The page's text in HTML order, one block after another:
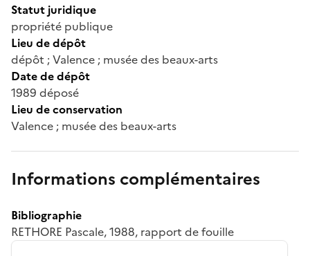
Statut juridique
propriété publique
Lieu de dépôt
dépôt ; Valence ; musée des beaux-arts
Date de dépôt
1989 déposé
Lieu de conservation
Valence ; musée des beaux-arts
Informations complémentaires
Bibliographie
RETHORE Pascale, 1988, rapport de fouille